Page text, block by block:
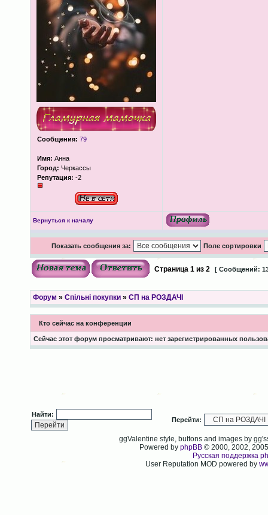
Сообщения: 79
Имя: Анна
Город: Черкассы
Репутация: -2
Вернуться к началу
Показать сообщения за: Поле сортировки
Страница 1из 2 [ Сообщений:
Форум » Спільні покупки» СП на РОЗДАЧІ
Кто сейчас на конференции
Сейчас этот форум просматривают: нет зарегистрированных
Найти:
Перейти:
ggValentine style, buttons and images by
Powered byphpBB © 2000, 2002,
Русская поддержка
User Reputation MOD powered by